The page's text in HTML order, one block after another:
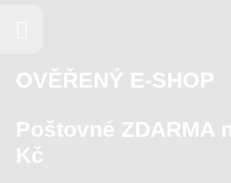
OVĚŘENÝ E-SHOP
Poštovné ZDARMA
Kč